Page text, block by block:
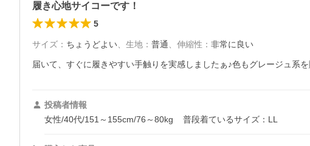
履き心地サイコーです！
5
サイズ ： ちょうどよい、 生地 ： 普通 、 伸縮性 ： 非常に良い
届いて、すぐに履きやすい手触りを実感しましたぁ♪色もグレージュ系
投稿者情報
女性/40代/151～155cm/76～80kg
普段着ているサイズ：LL